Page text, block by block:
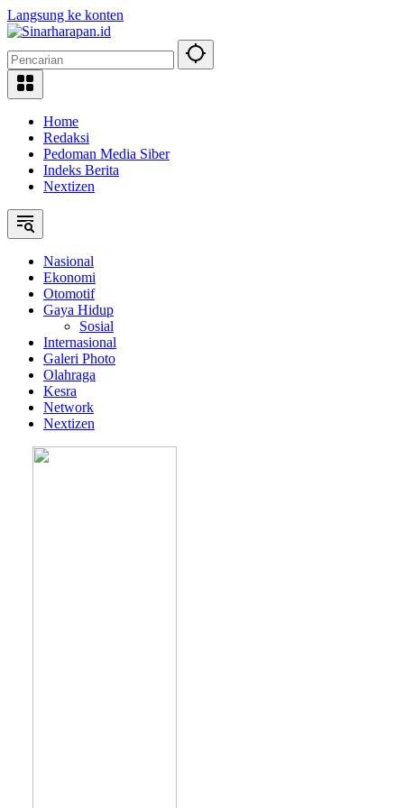
Langsung ke konten
Home
Redaksi
Pedoman Media Siber
Indeks Berita
Nextizen
Nasional
Ekonomi
Otomotif
Gaya Hidup
Sosial
Internasional
Galeri Photo
Olahraga
Kesra
Network
Nextizen